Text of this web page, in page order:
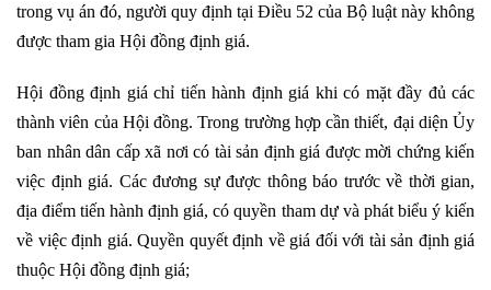
trong vụ án đó, người quy định tại Điều 52 của Bộ luật này không
được tham gia Hội đồng định giá.
Hội đồng định giá chỉ tiến hành định giá khi có mặt đầy đủ các
thành viên của Hội đồng. Trong trường hợp cần thiết, đại diện Ủy
ban nhân dân cấp xã nơi có tài sản định giá được mời chứng kiến
việc định giá. Các đương sự được thông báo trước về thời gian,
địa điểm tiến hành định giá, có quyền tham dự và phát biểu ý kiến
về việc định giá. Quyền quyết định về giá đối với tài sản định giá
thuộc Hội đồng định giá;